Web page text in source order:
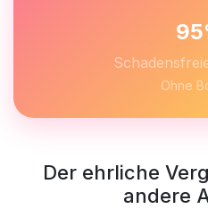
Ohne
Der ehrliche
andere